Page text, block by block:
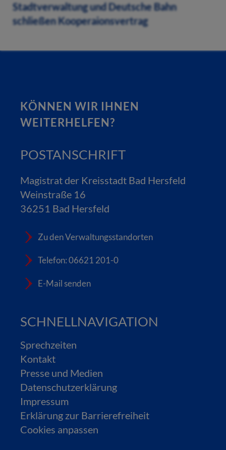
Stadtverwaltung und Deutsche Bahn
schließen Kooperaionsvertrag
KÖNNEN WIR IHNEN
WEITERHELFEN?
POSTANSCHRIFT
Magistrat der Kreisstadt Bad Hersfeld
Weinstraße 16
36251 Bad Hersfeld
Zu den Verwaltungsstandorten
Telefon: 06621 201-0
E-Mail senden
SCHNELLNAVIGATION
Sprechzeiten
Kontakt
Presse und Medien
Datenschutzerklärung
Impressum
Erklärung zur Barrierefreiheit
Cookies anpassen